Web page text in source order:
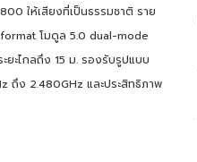
ให้เสียงที่เป็นธรรมชาติ ราย
โมดูล 5.0 dual-mode
ะไกลถึง 15 ม. รองรับรูปแบบ
ถึง 2.480GHz และประสิทธิภาพ